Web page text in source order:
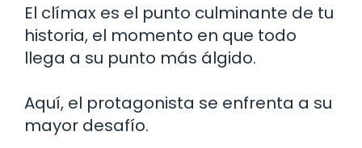
El clímax es el punto culminante de tu
historia, el momento en que todo
llega a su punto más álgido.
Aquí, el protagonista se enfrenta a su
mayor desafío.